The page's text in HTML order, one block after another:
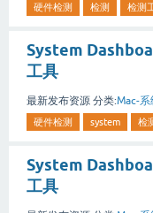
硬件检测 检测 检测
System
工具
最新发布资源 分类:Mac-
硬件检测 system 检
System
工具